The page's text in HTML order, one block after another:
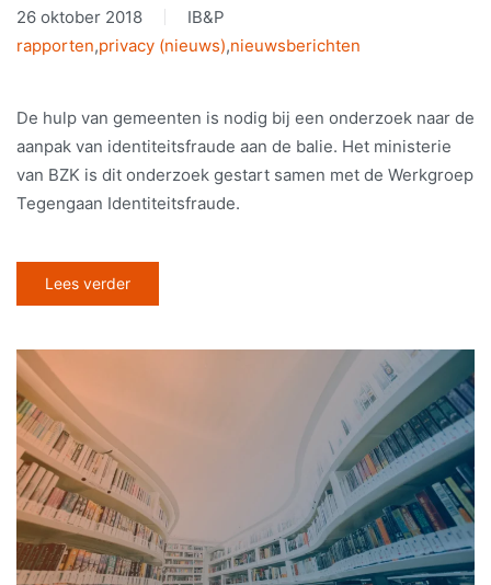
26 oktober 2018
IB&P
rapporten,privacy (nieuws),nieuwsberichten
De hulp van gemeenten is nodig bij een onderzoek naar de
aanpak van identiteitsfraude aan de balie. Het ministerie
van BZK is dit onderzoek gestart samen met de Werkgroep
Tegengaan Identiteitsfraude.
Lees verder